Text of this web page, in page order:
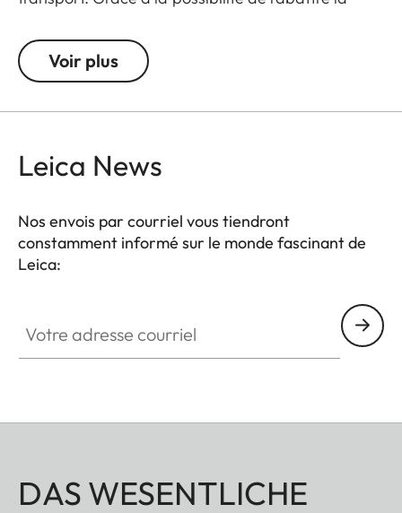
photographier en un instant. Et comme cette
partie avant est totalement amovible, le demi-étui
tournée pour permettre le changement facile de la
Voir plus
Leica News
Nos envois par courriel vous tiendront
constamment informé sur le monde fascinant de
Leica:
DAS WESENTLICHE